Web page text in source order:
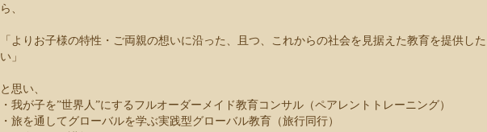
ら、
「よりお子様の特性・ご両親の想いに沿った、且つ、これからの社会を見据えた教育を提供した
い」
と思い、
・我が子を”世界人”にするフルオーダーメイド教育コンサル（ペアレントトレーニング）
・旅を通してグローバルを学ぶ実践型グローバル教育（旅行同行）